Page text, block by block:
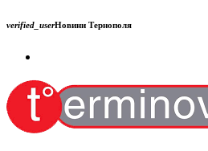
verified_userНовини Тернополя